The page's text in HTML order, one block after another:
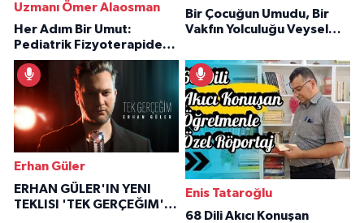
Uzmanı Ömer Alaosman
Her Adım Bir Umut:
Pediatrik Fizyoterapiden
İlham Veren Hikâyeler
Bir Çocuğun Umudu, Bir
Vakfın Yolculuğu Veysel
Erhan Güler
ERHAN GÜLER'IN YENI
TEKLISI 'TEK GERÇEĞIM'LE
Enis Tataroğlu
68 Dili Akıcı Konuşan